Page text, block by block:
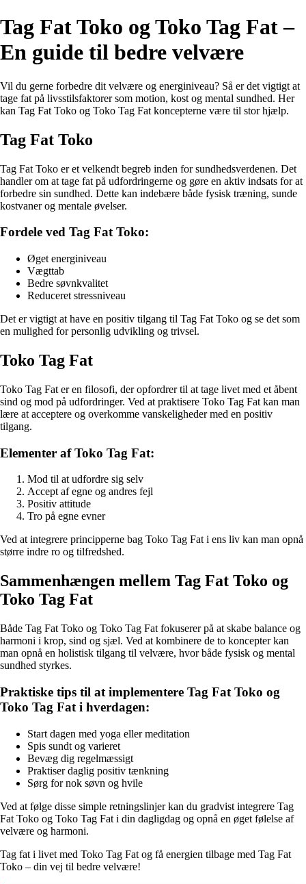
Tag Fat Toko og Toko Tag Fat –
En guide til bedre velvære
Vil du gerne forbedre dit velvære og energiniveau? Så er det vigtigt at
tage fat på livsstilsfaktorer som motion, kost og mental sundhed. Her
kan Tag Fat Toko og Toko Tag Fat koncepterne være til stor hjælp.
Tag Fat Toko
Tag Fat Toko er et velkendt begreb inden for sundhedsverdenen. Det
handler om at tage fat på udfordringerne og gøre en aktiv indsats for at
forbedre sin sundhed. Dette kan indebære både fysisk træning, sunde
kostvaner og mentale øvelser.
Fordele ved Tag Fat Toko:
Øget energiniveau
Vægttab
Bedre søvnkvalitet
Reduceret stressniveau
Det er vigtigt at have en positiv tilgang til Tag Fat Toko og se det som
en mulighed for personlig udvikling og trivsel.
Toko Tag Fat
Toko Tag Fat er en filosofi, der opfordrer til at tage livet med et åbent
sind og mod på udfordringer. Ved at praktisere Toko Tag Fat kan man
lære at acceptere og overkomme vanskeligheder med en positiv
tilgang.
Elementer af Toko Tag Fat:
Mod til at udfordre sig selv
Accept af egne og andres fejl
Positiv attitude
Tro på egne evner
Ved at integrere principperne bag Toko Tag Fat i ens liv kan man opnå
større indre ro og tilfredshed.
Sammenhængen mellem Tag Fat Toko og
Toko Tag Fat
Både Tag Fat Toko og Toko Tag Fat fokuserer på at skabe balance og
harmoni i krop, sind og sjæl. Ved at kombinere de to koncepter kan
man opnå en holistisk tilgang til velvære, hvor både fysisk og mental
sundhed styrkes.
Praktiske tips til at implementere Tag Fat Toko og
Toko Tag Fat i hverdagen:
Start dagen med yoga eller meditation
Spis sundt og varieret
Bevæg dig regelmæssigt
Praktiser daglig positiv tænkning
Sørg for nok søvn og hvile
Ved at følge disse simple retningslinjer kan du gradvist integrere Tag
Fat Toko og Toko Tag Fat i din dagligdag og opnå en øget følelse af
velvære og harmoni.
Tag fat i livet med Toko Tag Fat og få energien tilbage med Tag Fat
Toko – din vej til bedre velvære!